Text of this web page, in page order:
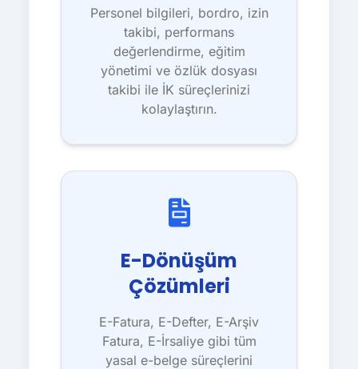
Personel bilgileri, bordro, izin
takibi, performans
değerlendirme, eğitim
yönetimi ve özlük dosyası
takibi ile İK süreçlerinizi
kolaylaştırın.
E-Dönüşüm
Çözümleri
E-Fatura, E-Defter, E-Arşiv
Fatura, E-İrsaliye gibi tüm
yasal e-belge süreçlerini